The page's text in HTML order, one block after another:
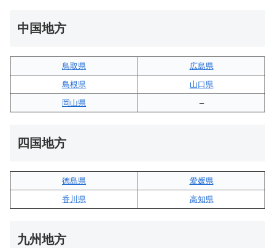
中国地方
鳥取県
広島県
島根県
山口県
岡山県
–
四国地方
徳島県
愛媛県
香川県
高知県
九州地方